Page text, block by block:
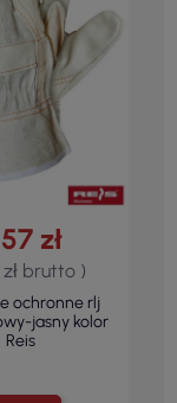
zł
zł brutto )
ochronne rlj
jasny kolor
Reis